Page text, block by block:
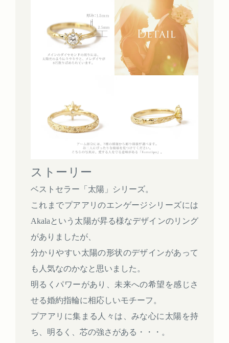
ストーリー
ベストセラー「太陽」シリーズ。
これまでプアアリのエンゲージシリーズには
Akalaという太陽が昇る様なデザインのリング
がありましたが、
分かりやすい太陽の形状のデザインがあって
も人気なのかなと思いました。
明るくパワーがあり、未来への希望を感じさ
せる婚約指輪に相応しいモチーフ。
プアアリに集まる人々は、みな心に太陽を持
ち、明るく、芯の強さがある・・・。